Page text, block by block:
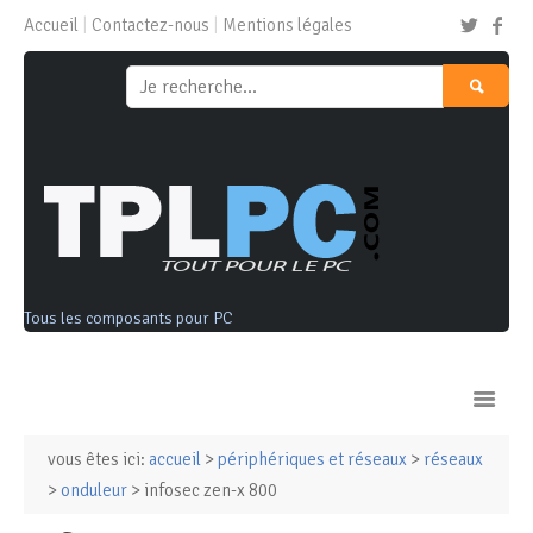
Accueil Contactez-nous Mentions légales
Tous les composants pour PC
Ordinateurs & Tablettes
vous êtes ici: accueil > périphériques et réseaux > réseaux
> onduleur > infosec zen-x 800